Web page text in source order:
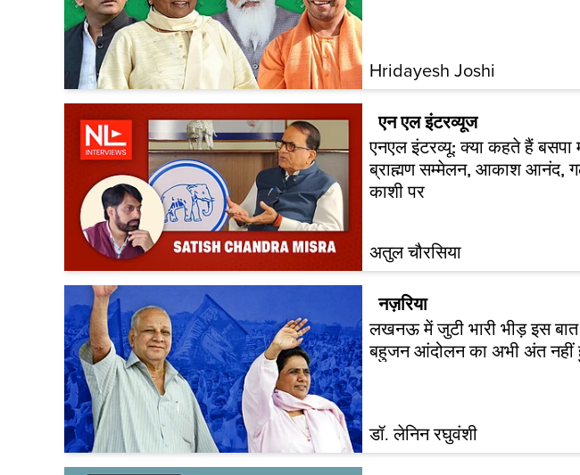
Hridayesh Joshi
एन एल इंटरव्यूज
एनएल इंटरव्यू: क्या कहते हैं बसपा
ब्राह्मण सम्मेलन, आकाश आनंद,
काशी पर
अतुल चौरसिया
नज़रिया
लखनऊ में जुटी भारी भीड़ इस
बहुजन आंदोलन का अभी अंत
डॉ. लेनिन रघुवंशी